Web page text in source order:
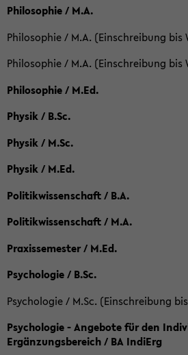
Philosophie / M.A.
Philosophie / M.A. (Einschreibung bis
Philosophie / M.A. (Einschreibung bis
Philosophie / M.Ed.
Physik / B.Sc.
Physik / M.Sc.
Physik / M.Ed.
Politikwissenschaft / B.A.
Politikwissenschaft / M.A.
Praxissemester / M.Ed.
Psychologie / B.Sc.
Psychologie / M.Sc. (Einschreibung
Psychologie - Angebote für den
Ergänzungsbereich / BA IndiErg